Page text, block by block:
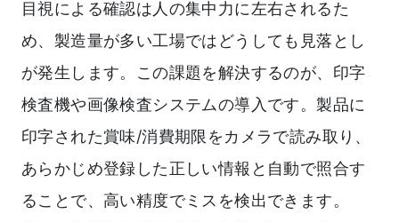
目視による確認は人の集中力に左右されるた
め、製造量が多い工場ではどうしても見落とし
が発生します。この課題を解決するのが、印字
検査機や画像検査システムの導入です。製品に
印字された賞味/消費期限をカメラで読み取り、
あらかじめ登録した正しい情報と自動で照合す
ることで、高い精度でミスを検出できます。